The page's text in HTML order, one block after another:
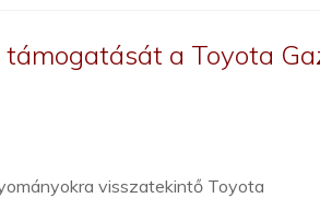
a Toyota
visszatekintő Toyota